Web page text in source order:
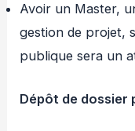
Avoir un Master,
gestion de projet,
publique sera un
Dépôt de dossier